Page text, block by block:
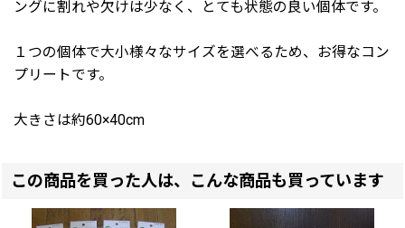
ングに割れや欠けは少なく、とても状態の良い個体です。
１つの個体で大小様々なサイズを選べるため、お得なコン
プリートです。
大きさは約60×40cm
この商品を買った人は、こんな商品も買っています